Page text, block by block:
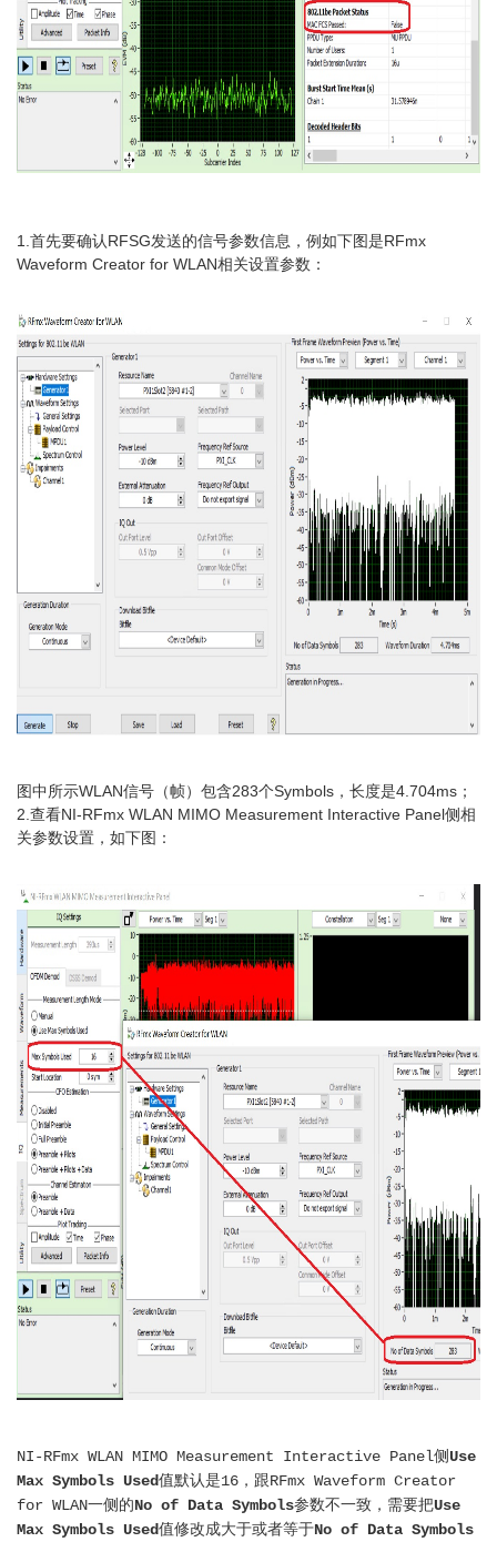
1.首先要确认RFSG发送的信号参数信息，例如下图是RFmx
Waveform Creator for WLAN相关设置参数：
图中所示WLAN信号（帧）包含283个Symbols，长度是4.704ms；
2.查看NI-RFmx WLAN MIMO Measurement Interactive Panel侧相
关参数设置，如下图：
NI-RFmx WLAN MIMO Measurement Interactive Panel侧Use
Max Symbols Used值默认是16，跟RFmx Waveform Creator
for WLAN一侧的No of Data Symbols参数不一致，需要把Use
Max Symbols Used值修改成大于或者等于No of Data Symbols